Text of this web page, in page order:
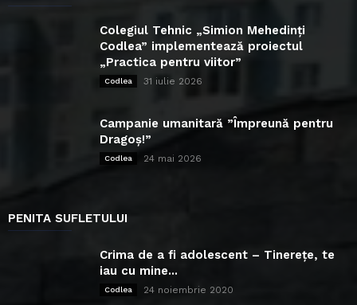
Colegiul Tehnic „Simion Mehedinți
Codlea” implementează proiectul
„Practica pentru viitor”
Codlea 31 iulie 2026
Campanie umanitară ”Împreună pentru
Dragoș!”
Codlea 24 mai 2026
PENITA SUFLETULUI
Crima de a fi adolescent – Tinerețe, te
iau cu mine...
Codlea 24 noiembrie 2020